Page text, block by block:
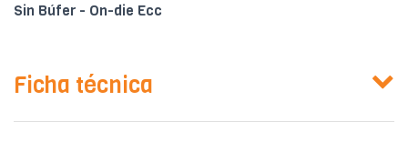
Sin Búfer - On-die Ecc
Ficha técnica